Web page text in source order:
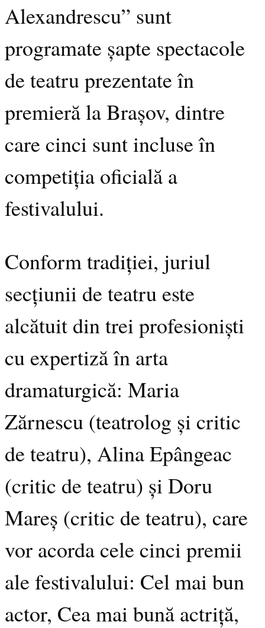
Alexandrescu” sunt
programate șapte spectacole
de teatru prezentate în
premieră la Brașov, dintre
care cinci sunt incluse în
competiția oficială a
festivalului.
Conform tradiției, juriul
secțiunii de teatru este
alcătuit din trei profesioniști
cu expertiză în arta
dramaturgică: Maria
Zărnescu (teatrolog și critic
de teatru), Alina Epângeac
(critic de teatru) și Doru
Mareș (critic de teatru), care
vor acorda cele cinci premii
ale festivalului: Cel mai bun
actor, Cea mai bună actriță,